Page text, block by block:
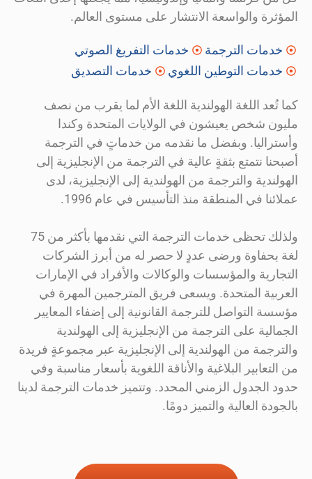
المؤثرة والواسعة الانتشار على مستوى العالم.
خدمات الترجمة
خدمات التفريغ الصوتي
خدمات التوطين اللغوي
خدمات التصديق
كما تُعد اللغة الهولندية اللغة الأم لما يقرب من نصف
مليون شخص يعيشون في الولايات المتحدة وكندا
وأستراليا. وبفضل ما نقدمه من خدماتٍ في الترجمة
أصبحنا نتمتع بثقةٍ عالية في الترجمة من الإنجليزية إلى
الهولندية والترجمة من الهولندية إلى الإنجليزية، لدى
عملائنا في المنطقة منذ التأسيس في عام 1996.
ولذلك تحظى خدمات الترجمة التي نقدمها بأكثر من 75
لغة بحفاوة ورضى عددٍ لا حصر له من أبرز الشركات
التجارية والمؤسسات والوكالات والأفراد في الإمارات
العربية المتحدة. ويسعى فريق المترجمين المهرة في
مؤسسة التواصل للترجمة القانونية إلى إضفاء المعايير
الجمالية على الترجمة من الإنجليزية إلى الهولندية
والترجمة من الهولندية إلى الإنجليزية عبر مجموعةٍ فريدة
من التعابير البلاغية والأناقة اللغوية بأسعار مناسبة وفي
حدود الجدول الزمني المحدد. وتتميز خدمات الترجمة لدينا
بالجودة العالية والتميز دومًا.